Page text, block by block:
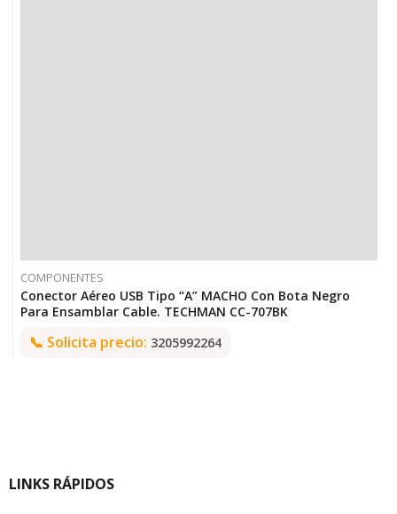
COMPONENTES
Conector Aéreo USB Tipo “A” MACHO Con Bota Negro
Para Ensamblar Cable. TECHMAN CC-707BK
📞 Solicita precio: 3205992264
LINKS RÁPIDOS